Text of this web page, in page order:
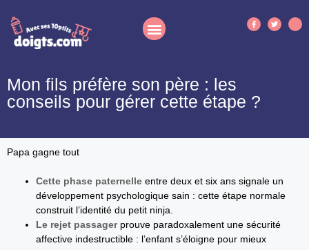
Mon fils préfère son père : les
conseils pour gérer cette étape ?
Papa gagne tout
Cette phase paternelle entre deux et six ans signale un
développement psychologique sain : cette étape normale
construit l’identité du petit ninja.
Le rejet passagerprouve paradoxalement une sécurité
affective indestructible : l’enfant s’éloigne pour mieux